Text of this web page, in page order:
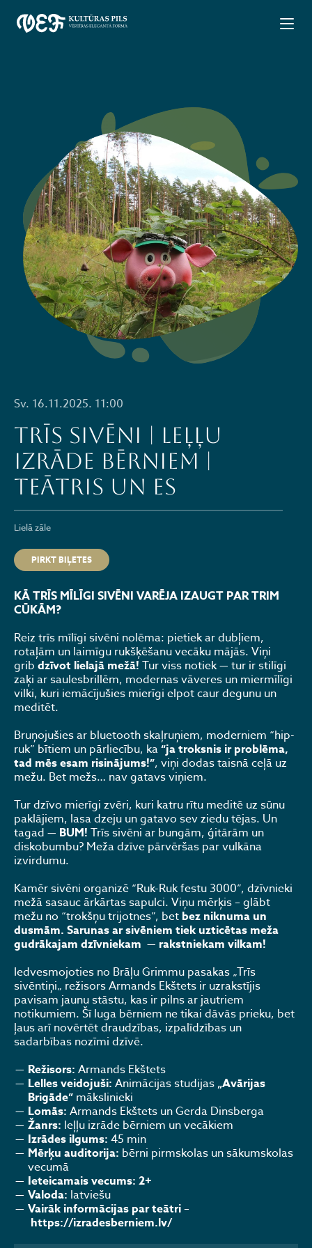
Sv. 16.11.2025. 11:00
TRĪS SIVĒNI | leļļu
izrāde bērniem |
TEĀTRIS UN ES
Lielā zāle
PIRKT BIĻETES
KĀ TRĪS MĪLĪGI SIVĒNI VARĒJA IZAUGT PAR TRIM
CŪKĀM?
Reiz trīs mīlīgi sivēni nolēma: pietiek ar dubļiem,
rotaļām un laimīgu rukšķēšanu vecāku mājās. Viņi
grib dzīvot lielajā mežā! Tur viss notiek — tur ir stilīgi
zaķi ar saulesbrillēm, modernas vāveres un miermīlīgi
vilki, kuri iemācījušies mierīgi elpot caur degunu un
meditēt.
Bruņojušies ar bluetooth skaļruņiem, moderniem “hip-
ruk” bītiem un pārliecību, ka“ja troksnis ir problēma,
tad mēs esam risinājums!”, viņi dodas taisnā ceļā uz
mežu. Bet mežs… nav gatavs viņiem.
Tur dzīvo mierīgi zvēri, kuri katru rītu meditē uz sūnu
paklājiem, lasa dzeju un gatavo sev ziedu tējas. Un
tagad — BUM! Trīs sivēni ar bungām, ģitārām un
diskobumbu? Meža dzīve pārvēršas par vulkāna
izvirdumu.
Kamēr sivēni organizē “Ruk-Ruk festu 3000”, dzīvnieki
mežā sasauc ārkārtas sapulci. Viņu mērķis – glābt
mežu no “trokšņu trijotnes”, bet bez niknuma un
dusmām. Sarunas ar sivēniem tiek uzticētas meža
gudrākajam dzīvniekam — rakstniekam vilkam!
Iedvesmojoties no Brāļu Grimmu pasakas „Trīs
sivēntiņi„ režisors Armands Ekštets ir uzrakstījis
pavisam jaunu stāstu, kas ir pilns ar jautriem
notikumiem. Šī luga bērniem ne tikai dāvās prieku, bet
ļaus arī novērtēt draudzības, izpalīdzības un
sadarbības nozīmi dzīvē.
Režisors:Armands Ekštets
Lelles veidojuši:Animācijas studijas„Avārijas
Brigāde” mākslinieki
Lomās: Armands Ekštets un Gerda Dinsberga
Žanrs: leļļu izrāde bērniem un vecākiem
Izrādes ilgums: 45 min
Mērķu auditorija: bērni pirmskolas un sākumskolas
vecumā
Ieteicamais vecums: 2+
Valoda: latviešu
Vairāk informācijas par teātri–
https://izradesberniem.lv/